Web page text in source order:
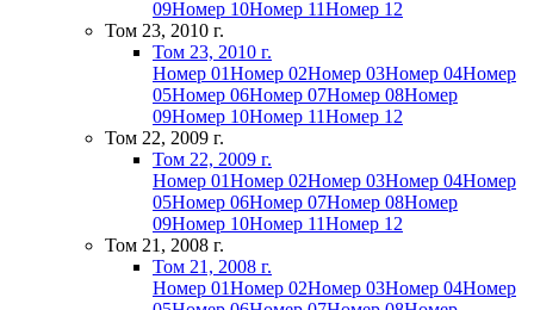
09Номер 10Номер 11Номер 12
Том 23, 2010 г.
Том 23, 2010 г.
Номер 01Номер 02Номер 03Номер 04Номер
05Номер 06Номер 07Номер 08Номер
09Номер 10Номер 11Номер 12
Том 22, 2009 г.
Том 22, 2009 г.
Номер 01Номер 02Номер 03Номер 04Номер
05Номер 06Номер 07Номер 08Номер
09Номер 10Номер 11Номер 12
Том 21, 2008 г.
Том 21, 2008 г.
Номер 01Номер 02Номер 03Номер 04Номер